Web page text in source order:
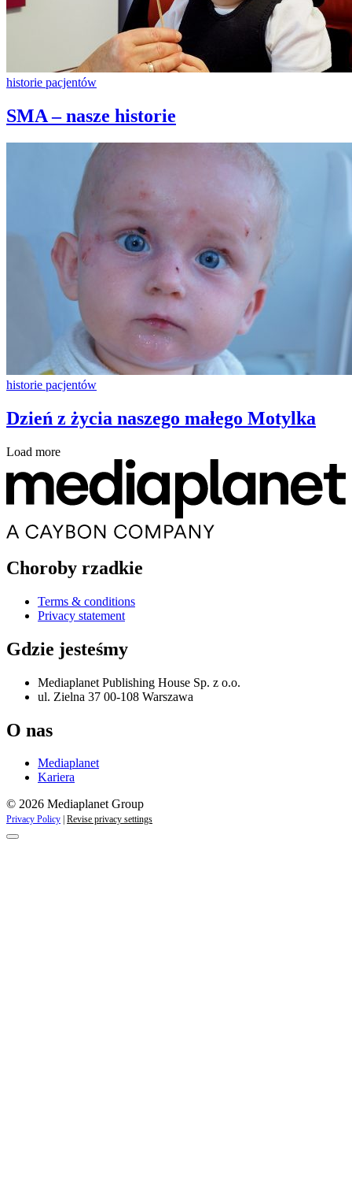
historie pacjentów
SMA – nasze historie
historie pacjentów
Dzień z życia naszego małego Motylka
Load more
Choroby rzadkie
Terms & conditions
Privacy statement
Gdzie jesteśmy
Mediaplanet Publishing House Sp. z o.o.
ul. Zielna 37 00-108 Warszawa
O nas
Mediaplanet
Kariera
© 2026 Mediaplanet Group
Privacy Policy Revise privacy settings